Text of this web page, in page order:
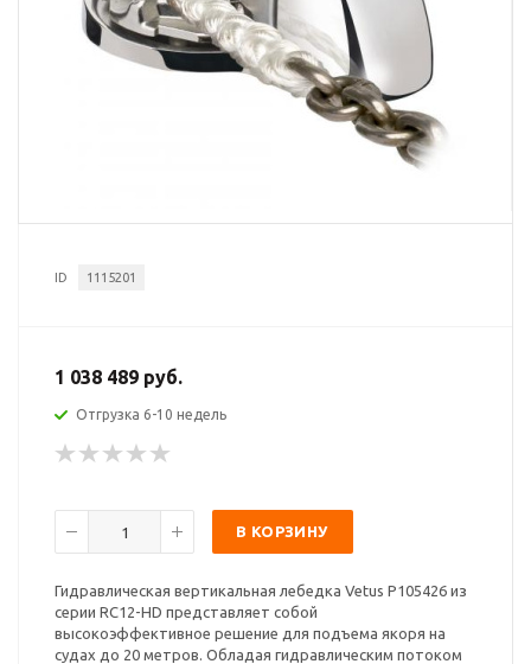
ID 1115201
1 038 489 руб.
Отгрузка 6-10 недель
В КОРЗИНУ
Гидравлическая вертикальная лебедка Vetus P105426 из
серии RC12-HD представляет собой
высокоэффективное решение для подъема якоря на
судах до 20 метров. Обладая гидравлическим потоком